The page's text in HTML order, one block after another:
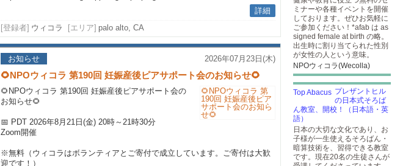
詳細
[登録者] ウィコラ [エリア] palo alto, CA
お知らせ 2026年07月23日(木)
🌻NPOウィコラ 第190回 妊娠産後ピアサポート会のお知らせ🌻
🌻NPOウィコラ 第190回 妊娠産後ピアサポート会の
お知らせ🌻
📅 PDT 2026年8月21日(金) 20時～21時30分
Zoom開催
※無料（ウィコラはボランティアとご寄付で成立しています。ご寄付は大歓
迎です！）
ミナーや各種イベントを開催
しております。ぜひお気軽に
ご参加ください！*afab は as
signed female at birth の略。
出生時に割り当てられた性別
が女性の人という意味。
NPOウィコラ(Wecolla)
プレザントヒル
の日本式そろば
ん教室、開校！（日本語・英
語）
日本の大切な文化であり、お
子様が一生使えるそろばん・
暗算技術を、習得できる教室
です。現在20名の生徒さんが